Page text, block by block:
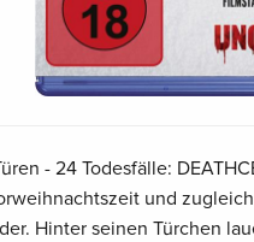
- 24 Todesfälle:
und
Hinter seinen Türchen